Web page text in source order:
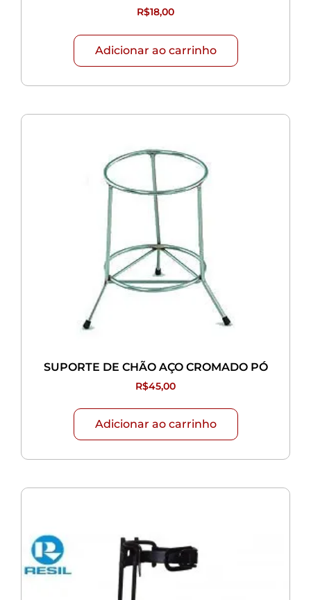
R$18,00
Adicionar ao carrinho
SUPORTE DE CHÃO AÇO CROMADO PÓ
R$45,00
Adicionar ao carrinho